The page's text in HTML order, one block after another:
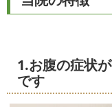
1.お腹の症状
です